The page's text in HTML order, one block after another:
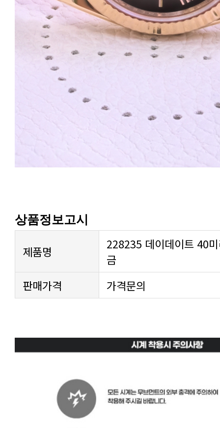
상품정보고시
제품명
금
판매가격
가격문의